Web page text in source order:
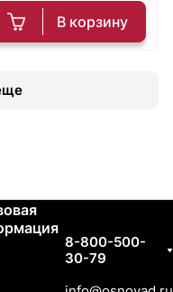
В корзину
8-800-500-
30-79